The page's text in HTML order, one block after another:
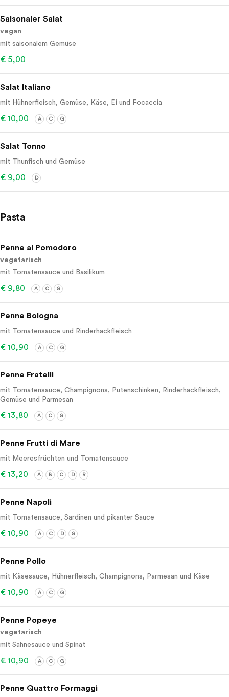
Saisonaler Salat
vegan
mit saisonalem Gemüse
€ 5,00
Salat Italiano
mit Hühnerfleisch, Gemüse, Käse, Ei und Focaccia
€ 10,00 A C G
Salat Tonno
mit Thunfisch und Gemüse
€ 9,00 D
Pasta
Penne al Pomodoro
vegetarisch
mit Tomatensauce und Basilikum
€ 9,80 A C G
Penne Bologna
mit Tomatensauce und Rinderhackfleisch
€ 10,90 A C G
Penne Fratelli
mit Tomatensauce, Champignons, Putenschinken, Rinderhackfleisch,
Gemüse und Parmesan
€ 13,80 A C G
Penne Frutti di Mare
mit Meeresfrüchten und Tomatensauce
€ 13,20 A B C D R
Penne Napoli
mit Tomatensauce, Sardinen und pikanter Sauce
€ 10,90 A C D G
Penne Pollo
mit Käsesauce, Hühnerfleisch, Champignons, Parmesan und Käse
€ 10,90 A C G
Penne Popeye
vegetarisch
mit Sahnesauce und Spinat
€ 10,90 A C G
Penne Quattro Formaggi